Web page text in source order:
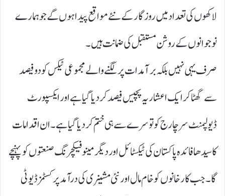
لاکھوں کی تعداد میں روزگار کے نئے مواقع پیدا ہوں گے جو ہمارے
نوجوانوں کے روشن مستقبل کی ضمانت ہیں۔
صرف یہی نہیں بلکہ برآمدات پر لگنے والے مجموعی ٹیکس کو دو فیصد
سے گھٹا کر ایک اعشاریہ پچیس فیصد کر دیا گیا ہے اور ایکسپورٹ
ڈیولپمنٹ سرچارج کو تو سرے سے ہی ختم کر دیا گیا ہے۔ ان اقدامات
کا سیدھا فائدہ پاکستان کی ٹیکسٹائل اور دیگر مینوفیکچرنگ صنعتوں کو پہنچے
گا۔ جب کارخانوں کو خام مال اور نئی مشینری کی درآمد پر کسٹمز ڈیوٹی